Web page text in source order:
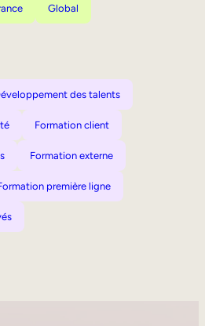
Global
des talents
Formation client
Formation externe
première ligne